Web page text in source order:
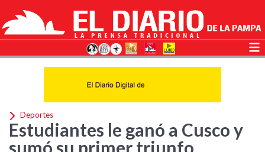
Deportes
Estudiantes le ganó a Cusco y
sumó su primer triunfo